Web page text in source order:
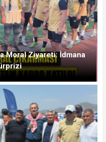
Moral Ziyareti: İdmana